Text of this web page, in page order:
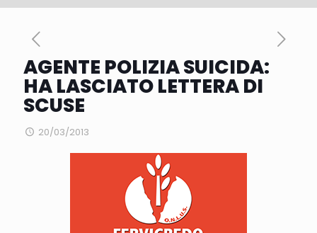
AGENTE POLIZIA SUICIDA:
HA LASCIATO LETTERA DI
SCUSE
20/03/2013